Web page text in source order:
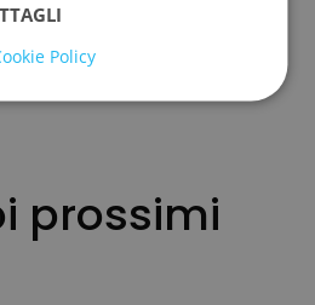
prossimi
Policy